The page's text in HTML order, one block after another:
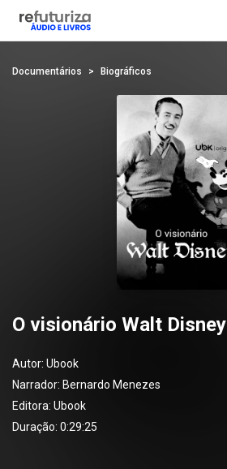
Documentários Biográficos
O visionário Walt Disney
Autor: Ubook
Narrador: Bernardo Menezes
Editora: Ubook
Duração: 0:29:25